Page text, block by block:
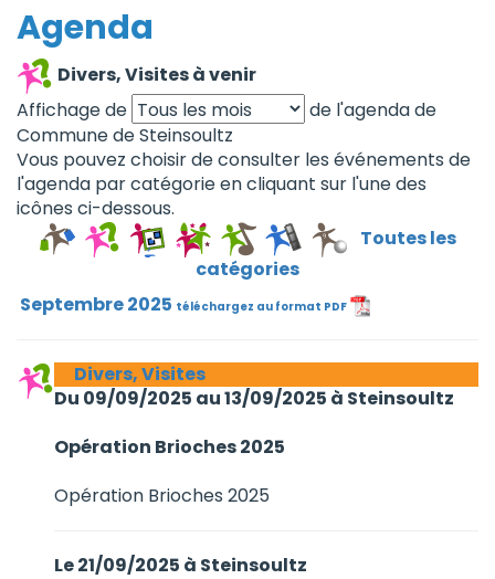
Agenda
Divers, Visites à venir
Affichage de
de l'agenda de
Commune de Steinsoultz
Vous pouvez choisir de consulter les événements de
l'agenda par catégorie en cliquant sur l'une des
icônes ci-dessous.
Toutes les
catégories
Septembre 2025 téléchargez au format PDF
Divers, Visites
Du 09/09/2025 au 13/09/2025 à Steinsoultz
Opération Brioches 2025
Opération Brioches 2025
Le 21/09/2025 à Steinsoultz